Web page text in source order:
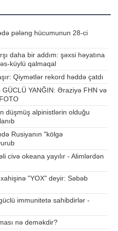
pələng hücumunun 28-ci
daha bir addım: şəxsi həyatına
küylü qalmaqal
Qiymətlər rekord həddə çatdı
GÜCLÜ YANĞIN: Əraziyə FHN və
düşmüş alpinistlərin olduğu
Rusiyanın "kölgə
civə okeana yayılır - Alimlərdən
"YOX" deyir: Səbəb
immunitetə sahibdirlər -
nə deməkdir?